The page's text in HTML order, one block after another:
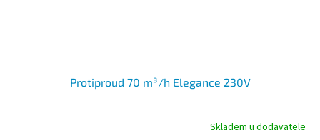
Protiproud 70 m³/h Elegance 230V
Skladem u dodavatele